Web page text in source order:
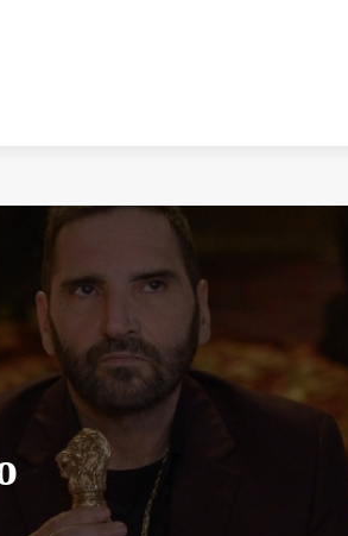
Sorry, you have no bookmarks yet.
Overdrive Fest A Matino: Il...